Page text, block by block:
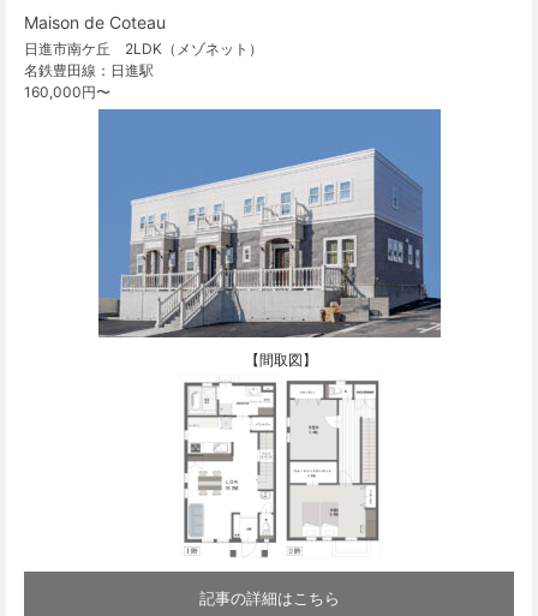
Maison de Coteau
日進市南ケ丘 2LDK（メゾネット）
名鉄豊田線：日進駅
160,000円〜
【間取図】
記事の詳細はこちら